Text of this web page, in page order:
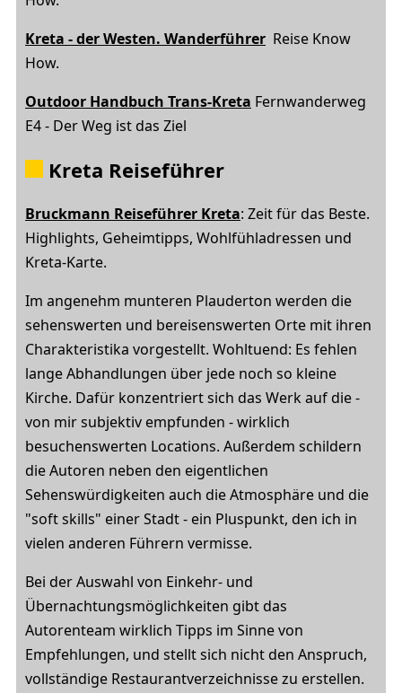
Kreta - der Westen. Wanderführer Reise Know
How.
Outdoor Handbuch Trans-Kreta Fernwanderweg
E4- Der Weg ist das Ziel
Kreta Reiseführer
Bruckmann Reiseführer Kreta: Zeit für das Beste.
Highlights, Geheimtipps, Wohlfühladressen und
Kreta-Karte.
Im angenehm munteren Plauderton werden die
sehenswerten und bereisenswerten Orte mit ihren
Charakteristika vorgestellt. Wohltuend: Es fehlen
lange Abhandlungen über jede noch so kleine
Kirche. Dafür konzentriert sich das Werk auf die -
von mir subjektiv empfunden - wirklich
besuchenswerten Locations. Außerdem schildern
die Autoren neben den eigentlichen
Sehenswürdigkeiten auch die Atmosphäre und die
"soft skills" einer Stadt - ein Pluspunkt, den ich in
vielen anderen Führern vermisse.
Bei der Auswahl von Einkehr- und
Übernachtungsmöglichkeiten gibt das
Autorenteam wirklich Tipps im Sinne von
Empfehlungen, und stellt sich nicht den Anspruch,
vollständige Restaurantverzeichnisse zu erstellen.